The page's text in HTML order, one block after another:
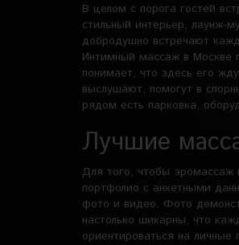
В целом с порога гостей
стильный интерьер, лаунж-
добродушно встречают
Интимный массаж в Москве
понимает, что здесь его
выслушают, помогут в
рядом есть парковка,
Лучшие
Для того, чтобы
портфолио с анкетными
фото и видео. Фото
настолько шикарны, что
ориентироваться на личные